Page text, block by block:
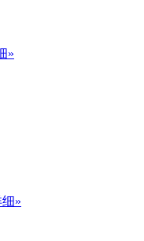
»
»